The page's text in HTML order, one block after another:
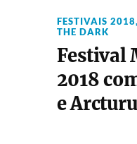
FESTIVAIS 2018,
THE DARK
Festival
2018
e